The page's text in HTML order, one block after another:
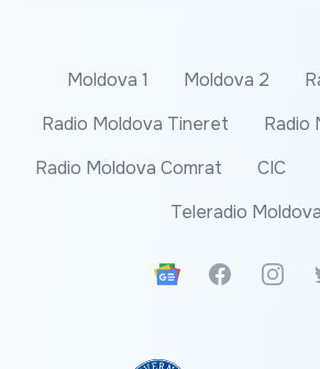
Moldova 1 Moldova 2
Radio Moldova Tineret
Radio
Radio Moldova Comrat
CIC
Teleradio Moldova
Google News
Facebook